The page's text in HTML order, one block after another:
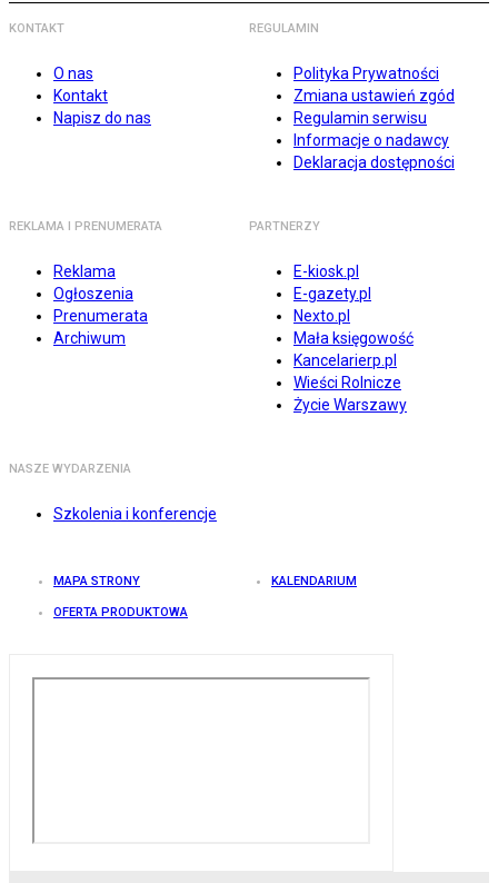
KONTAKT
O nas
Kontakt
Napisz do nas
REGULAMIN
Polityka Prywatności
Zmiana ustawień zgód
Regulamin serwisu
Informacje o nadawcy
Deklaracja dostępności
REKLAMA I PRENUMERATA
Reklama
Ogłoszenia
Prenumerata
Archiwum
PARTNERZY
E-kiosk.pl
E-gazety.pl
Nexto.pl
Mała księgowość
Kancelarierp.pl
Wieści Rolnicze
Życie Warszawy
NASZE WYDARZENIA
Szkolenia i konferencje
MAPA STRONY KALENDARIUM
OFERTA PRODUKTOWA